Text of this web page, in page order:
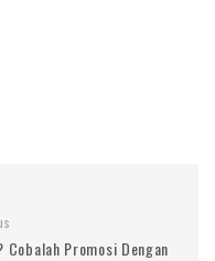
Cobalah Promosi Dengan